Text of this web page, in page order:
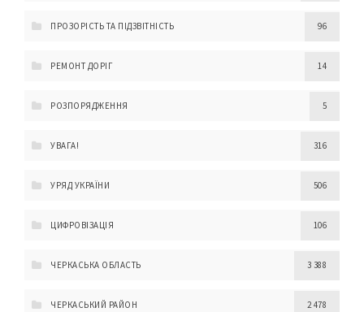
ПРОЗОРІСТЬ ТА ПІДЗВІТНІСТЬ 96
РЕМОНТ ДОРІГ 14
РОЗПОРЯДЖЕННЯ 5
УВАГА! 316
УРЯД УКРАЇНИ 506
ЦИФРОВІЗАЦІЯ 106
ЧЕРКАСЬКА ОБЛАСТЬ 3 388
ЧЕРКАСЬКИЙ РАЙОН 2 478